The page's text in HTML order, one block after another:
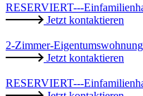
RESERVIERT---
Jetzt kontaktieren
2-Zimmer-
Jetzt kontaktieren
RESERVIERT---